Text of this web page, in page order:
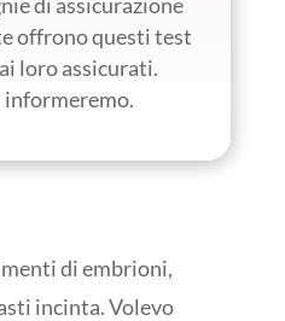
offrono questi test
loro assicurati.
informeremo.
di embrioni,
incinta. Volevo